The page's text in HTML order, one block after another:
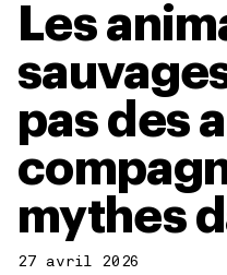
Les
pas des
mythes
27 avril 2026